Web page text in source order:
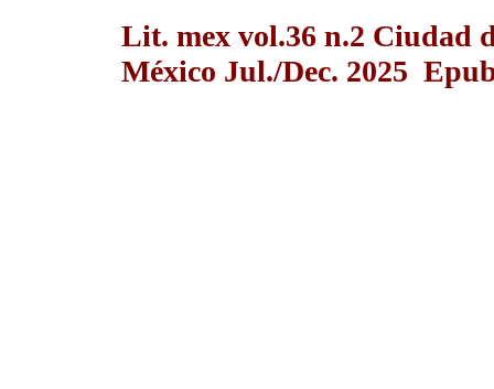
Lit. mex vol.36 n.2 Ciudad
México Jul./Dec. 2025